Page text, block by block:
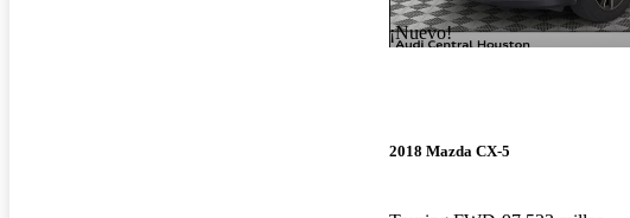
¡Nuevo!
2018 Mazda CX-5